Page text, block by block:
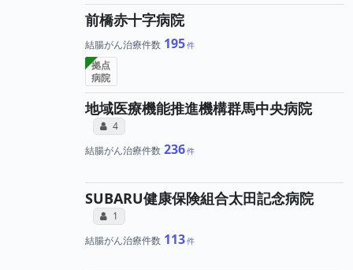
前橋赤十字病院
結腸がん治療件数 195
拠点
病院
地域医療機能推進機構群馬中央病院
コミュニケーション・タイプ（合算）
4 所属医師へのコミュニケーション・タ
結腸がん治療件数 236
SUBARU健康保険組合太田記念病院
コミュニケーション・タイプ（合算）
1 所属医師へのコミュニケーション・タ
結腸がん治療件数 113